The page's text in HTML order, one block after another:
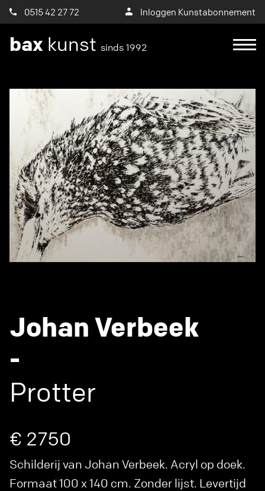
0515 42 27 72 Inloggen Kunstabonnement
bax kunst sinds 1992
Johan Verbeek
-
Protter
€ 2750
Schilderij van Johan Verbeek. Acryl op doek.
Formaat 100 x 140 cm. Zonder lijst. Levertijd